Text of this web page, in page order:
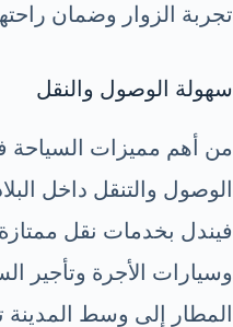
تجربة الزوار وضمان
سهولة الوصول والنقل
من أهم مميزات
الوصول والتنقل داخل
فيندل بخدمات نقل
وسيارات الأجرة وتأجير